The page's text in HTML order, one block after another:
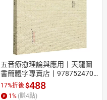
五音療愈理論與應用丨天龍圖
書簡體字專賣店丨9787524700
944 (tl2608)
17%折後$488
1% (賺4點)